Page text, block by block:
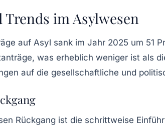
im Asylwesen
auf Asyl sank im Jahr 2025 um 51
was erheblich weniger ist als
auf die gesellschaftliche und
Rückgang ist die schrittweise